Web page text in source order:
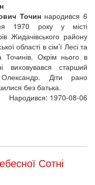
Точиннародився 6
1970 року у місті
Жидачівського району
області в сім’ї Лесі та
Точинів. Окрім нього в
виховувався старший
Діти рано
без батька.
Народився: 1970-08-06
Сотні